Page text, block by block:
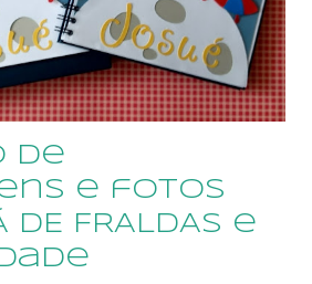
de
e fotos
DE FRALDAS e